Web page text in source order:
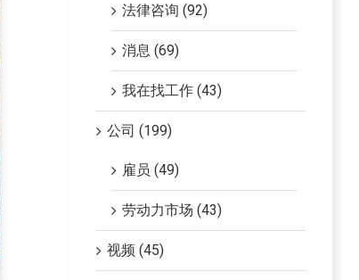
法律咨询 (92)
消息 (69)
我在找工作 (43)
公司 (199)
雇员 (49)
劳动力市场 (43)
视频 (45)